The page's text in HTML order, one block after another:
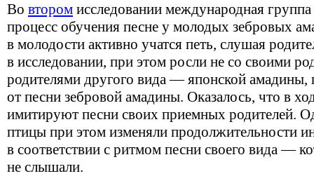
Во втором исследовании международная группа
процесс обучения песне у молодых зебровых
в молодости активно учатся петь, слушая
в исследовании, при этом росли не со своими
родителями другого вида — японской амадины,
от песни зебровой амадины. Оказалось, что в
имитируют песни своих приемных родителей.
птицы при этом изменяли продолжительности
в соответствии с ритмом песни своего вида —
не слышали.